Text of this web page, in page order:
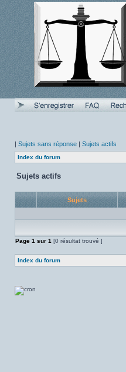
| Sujets sans réponse | Sujets actifs
Index du forum
Sujets actifs
Sujets
Page 1 sur 1 [0 résultat trouvé ]
Index du forum